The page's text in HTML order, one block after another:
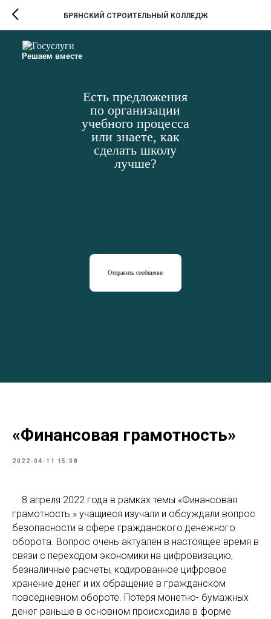
Решаем вместе
Есть предложения
по организации
учебного процесса
или знаете, как
сделать школу
лучше?
Отправить сообщение
БРЯНСКИЙ СТРОИТЕЛЬНЫЙ КОЛЛЕДЖ
«Финансовая грамотность»
2022-04-11 15:08
8 апреля 2022 года в рамках темы «Финансовая
грамотность » учащиеся изучали и обсуждали вопрос
безопасности в сфере гражданского денежного
оборота. Вопрос очень актуален в настоящее время в
связи с переходом экономики на цифровизацию,
безналичные расчеты, кодированное цифровое
хранение денег и их обращение в гражданском
повседневном обороте. Потеря монетно- бумажных
денег раньше в основном происходила в форме